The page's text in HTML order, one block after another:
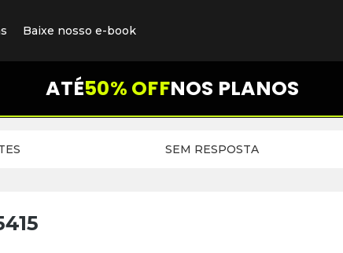
Baixe nosso e-book
ATÉ50% OFFNOS PLANOS
SEM RESPOSTA